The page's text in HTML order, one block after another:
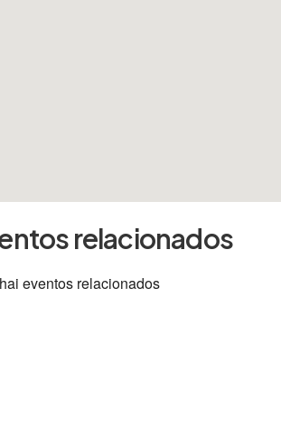
relacionados
eventos relacionados